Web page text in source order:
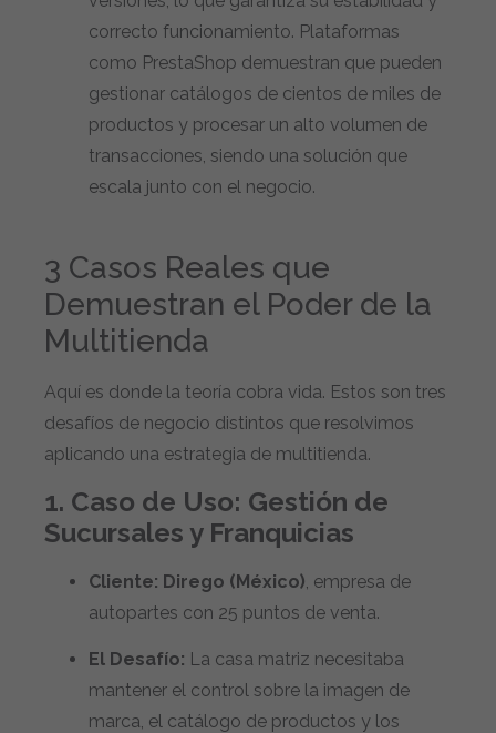
correcto funcionamiento. Plataformas
como PrestaShop demuestran que pueden
gestionar catálogos de cientos de miles de
productos y procesar un alto volumen de
transacciones, siendo una solución que
escala junto con el negocio.
3 Casos Reales que
Demuestran el Poder de la
Multitienda
Aquí es donde la teoría cobra vida. Estos son tres
desafíos de negocio distintos que resolvimos
aplicando una estrategia de multitienda.
1. Caso de Uso: Gestión de
Sucursales y Franquicias
Cliente: Dirego (México) , empresa de
autopartes con 25 puntos de venta.
El Desafío: La casa matriz necesitaba
mantener el control sobre la imagen de
marca, el catálogo de productos y los